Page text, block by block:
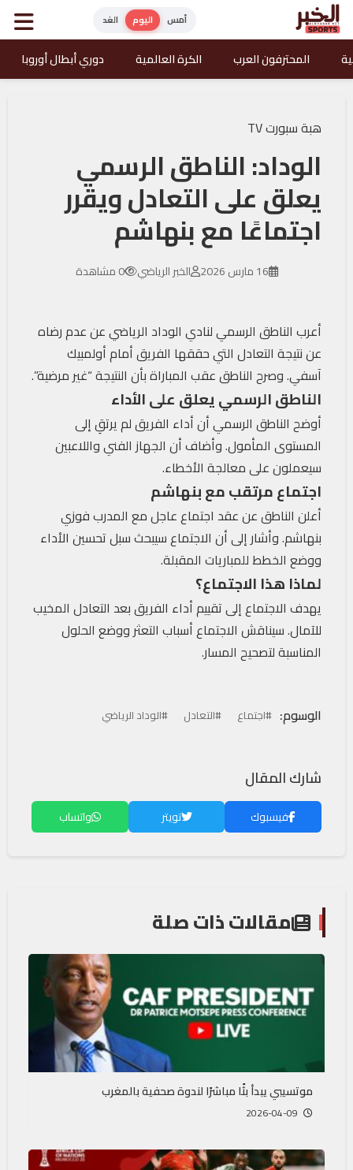
أمس اليوم الغد
المحترفون العرب الكرة العالمية دوري أبطال أوروبا
هبة سبورت TV
الوداد: الناطق الرسمي
يعلق على التعادل ويقرر
اجتماعًا مع بنهاشم
16 مارس 2026 الخبر الرياضي 0 مشاهدة
أعرب الناطق الرسمي لنادي الوداد الرياضي عن عدم رضاه
عن نتيجة التعادل التي حققها الفريق أمام أولمبيك
آسفي. وصرح الناطق عقب المباراة بأن النتيجة “غير مرضية”.
الناطق الرسمي يعلق على الأداء
أوضح الناطق الرسمي أن أداء الفريق لم يرتقِ إلى
المستوى المأمول. وأضاف أن الجهاز الفني واللاعبين
سيعملون على معالجة الأخطاء.
اجتماع مرتقب مع بنهاشم
أعلن الناطق عن عقد اجتماع عاجل مع المدرب فوزي
بنهاشم. وأشار إلى أن الاجتماع سيبحث سبل تحسين الأداء
ووضع الخطط للمباريات المقبلة.
لماذا هذا الاجتماع؟
يهدف الاجتماع إلى تقييم أداء الفريق بعد التعادل المخيب
للآمال. سيناقش الاجتماع أسباب التعثر ووضع الحلول
المناسبة لتصحيح المسار.
الوسوم: #اجتماع #التعادل #الوداد الرياضي
شارك المقال
فيسبوك تويتر واتساب
مقالات ذات صلة
موتسيبي يبدأ بثًا مباشرًا لندوة صحفية بالمغرب